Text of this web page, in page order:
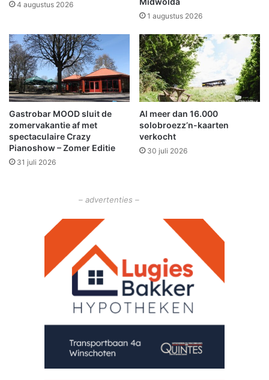
d
e
l
i
n
g
e
n
4 augustus 2026
1 augustus 2026
Gastrobar MOOD sluit de
zomervakantie af met
spectaculaire Crazy
Pianoshow – Zomer Editie
31 juli 2026
Al meer dan 16.000
solobroezz’n-kaarten
verkocht
30 juli 2026
– advertenties –